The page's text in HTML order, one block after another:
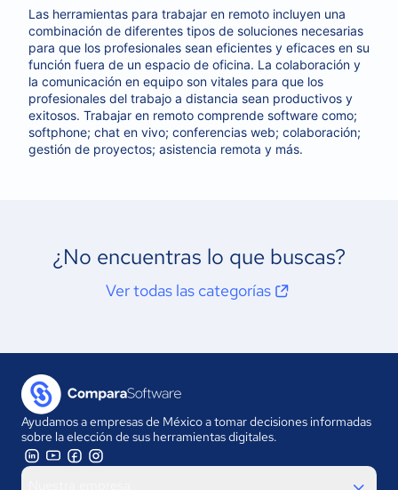
Las herramientas para trabajar en remoto incluyen una
combinación de diferentes tipos de soluciones necesarias
para que los profesionales sean eficientes y eficaces en su
función fuera de un espacio de oficina. La colaboración y
la comunicación en equipo son vitales para que los
profesionales del trabajo a distancia sean productivos y
exitosos. Trabajar en remoto comprende software como;
softphone; chat en vivo; conferencias web; colaboración;
gestión de proyectos; asistencia remota y más.
¿No encuentras lo que buscas?
Ver todas las categorías
Ayudamos a empresas de México a tomar decisiones informadas
sobre la elección de sus herramientas digitales.